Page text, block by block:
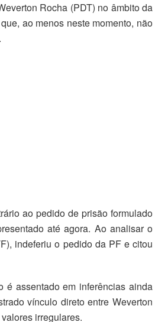
Rocha (PDT) no âmbito da
ao menos neste momento, não
ao pedido de prisão formulado
até agora. Ao analisar o
indeferiu o pedido da PF e citou
é assentado em inferências ainda
vínculo direto entre Weverton
irregulares.